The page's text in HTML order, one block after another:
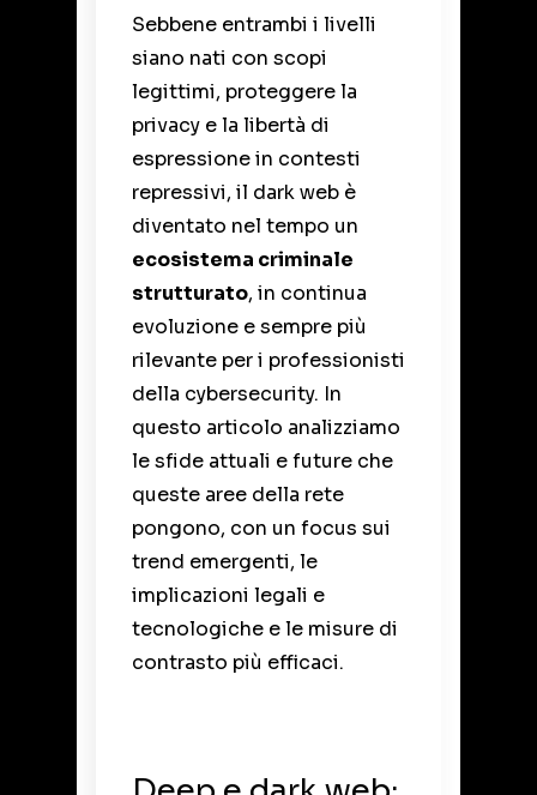
Sebbene entrambi i livelli
siano nati con scopi
legittimi, proteggere la
privacy e la libertà di
espressione in contesti
repressivi, il dark web è
diventato nel tempo un
ecosistema criminale
strutturato, in continua
evoluzione e sempre più
rilevante per i professionisti
della cybersecurity. In
questo articolo analizziamo
le sfide attuali e future che
queste aree della rete
pongono, con un focus sui
trend emergenti, le
implicazioni legali e
tecnologiche e le misure di
contrasto più efficaci.